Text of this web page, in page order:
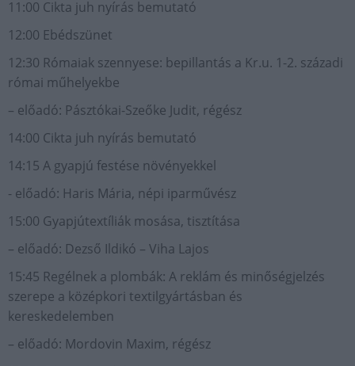
11:00 Cikta juh nyírás bemutató
12:00 Ebédszünet
12:30 Rómaiak szennyese: bepillantás a Kr.u. 1-2. századi
római műhelyekbe
– előadó: Pásztókai-Szeőke Judit, régész
14:00 Cikta juh nyírás bemutató
14:15 A gyapjú festése növényekkel
- előadó: Haris Mária, népi iparművész
15:00 Gyapjútextíliák mosása, tisztítása
– előadó: Dezső Ildikó – Viha Lajos
15:45 Regélnek a plombák: A reklám és minőségjelzés
szerepe a középkori textilgyártásban és
kereskedelemben
– előadó: Mordovin Maxim, régész